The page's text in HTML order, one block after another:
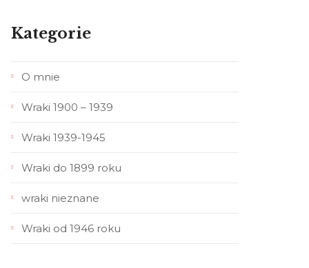
Kategorie
O mnie
Wraki 1900 – 1939
Wraki 1939-1945
Wraki do 1899 roku
wraki nieznane
Wraki od 1946 roku